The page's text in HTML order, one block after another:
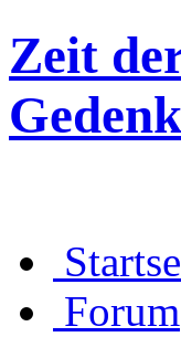
Zeit
Forum